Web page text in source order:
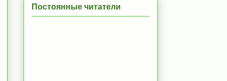
Постоянные читатели